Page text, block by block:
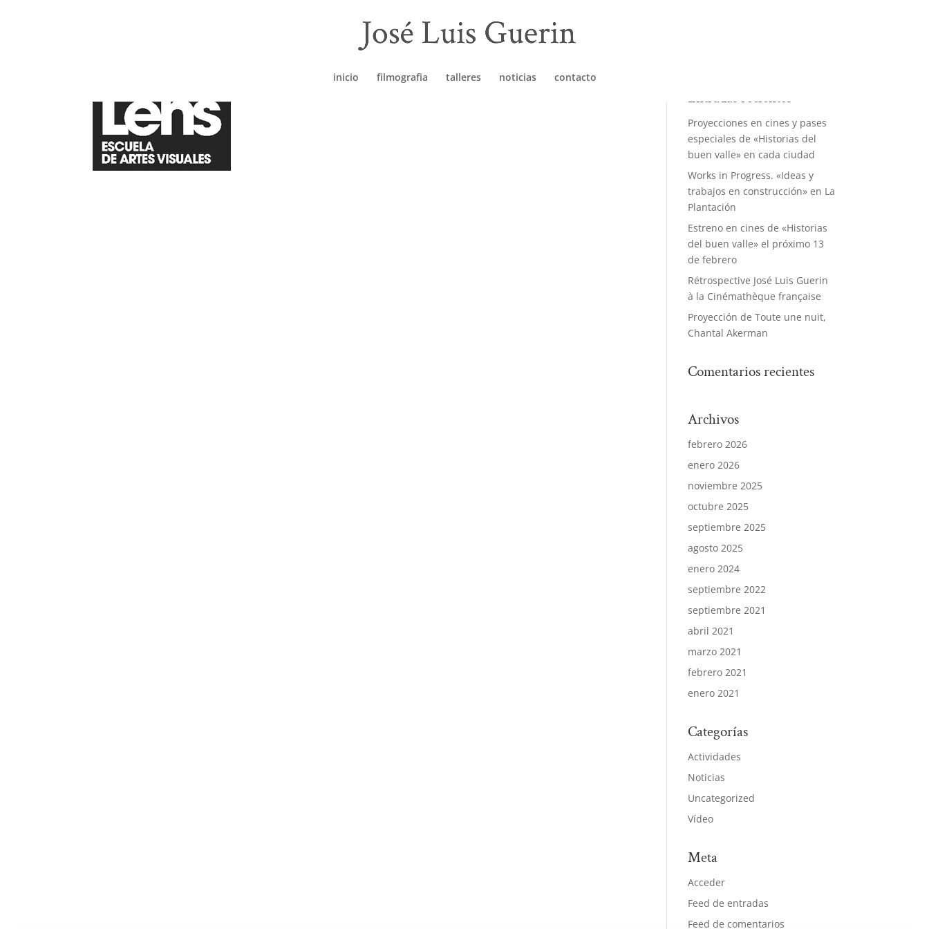
inicio filmografia talleres noticias contacto
Entradas recientes
Proyecciones en cines y pases
especiales de «Historias del
buen valle» en cada ciudad
Works in Progress. «Ideas y
trabajos en construcción» en La
Plantación
Estreno en cines de «Historias
del buen valle» el próximo 13
de febrero
Rétrospective José Luis Guerin
à la Cinémathèque française
Proyección de Toute une nuit,
Chantal Akerman
Comentarios recientes
Archivos
febrero 2026
enero 2026
noviembre 2025
octubre 2025
septiembre 2025
agosto 2025
enero 2024
septiembre 2022
septiembre 2021
abril 2021
marzo 2021
febrero 2021
enero 2021
Categorías
Actividades
Noticias
Uncategorized
Vídeo
Meta
Acceder
Feed de entradas
Feed de comentarios